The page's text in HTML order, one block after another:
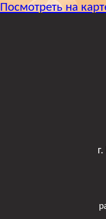
Посмотреть на